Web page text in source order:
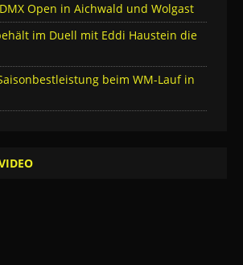
Open in Aichwald und Wolgast
im Duell mit Eddi Haustein die
beim WM-Lauf in